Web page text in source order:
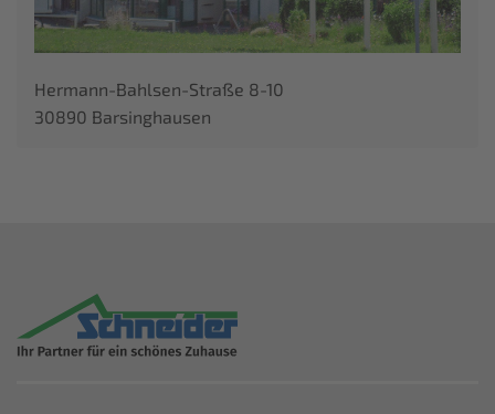
Hermann-Bahlsen-Straße 8-10
30890 Barsinghausen